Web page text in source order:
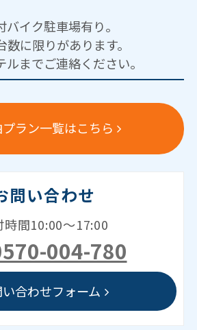
バイク駐車場有り。
に限りがあります。
ルまでご連絡ください。
プラン一覧はこちら
問い合わせ
時間10:00～17:00
004-780
い合わせフォーム